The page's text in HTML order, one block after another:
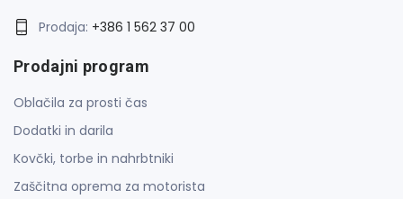
Prodaja: +386 1 562 37 00
Prodajni program
Oblačila za prosti čas
Dodatki in darila
Kovčki, torbe in nahrbtniki
Zaščitna oprema za motorista